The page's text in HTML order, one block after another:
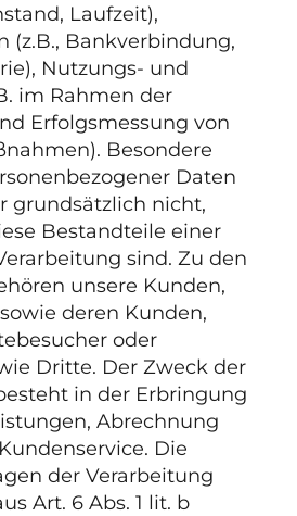
Laufzeit),
(z.B., Bankverbindung,
Nutzungs- und
im Rahmen der
Erfolgsmessung von
Besondere
Daten
grundsätzlich nicht,
Bestandteile einer
sind. Zu den
unsere Kunden,
deren Kunden,
oder
Dritte. Der Zweck der
in der Erbringung
Abrechnung
Die
der Verarbeitung
Art. 6 Abs. 1 lit. b